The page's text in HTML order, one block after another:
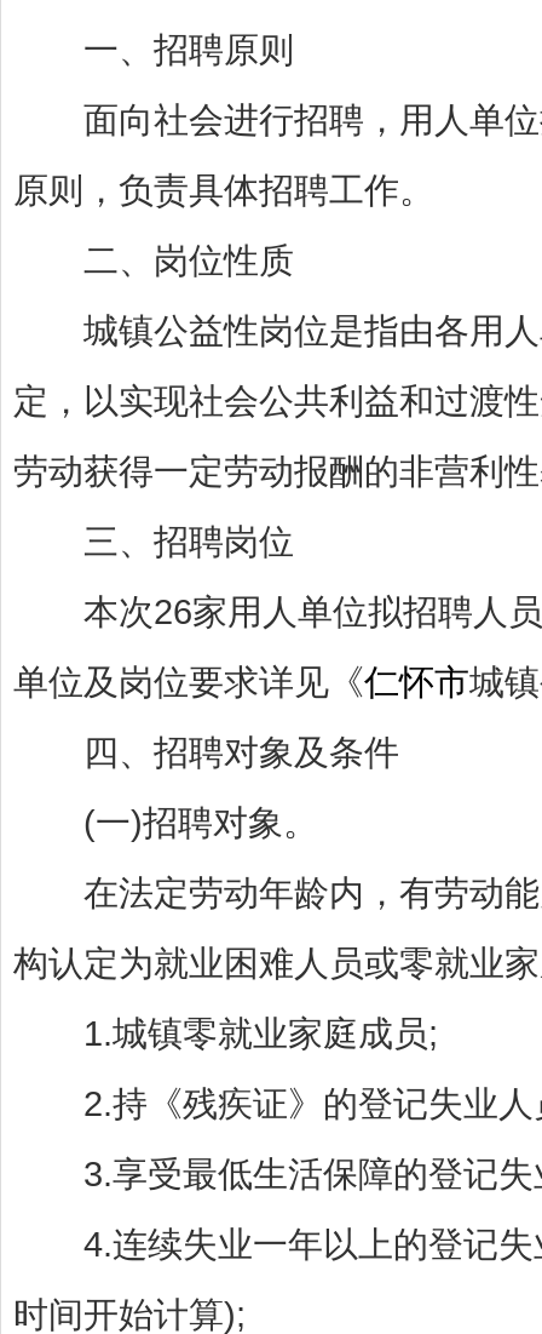
一、招聘原则
面向社会进行招聘，用人单位
原则，负责具体招聘工作。
二、岗位性质
城镇公益性岗位是指由各用人
定，以实现社会公共利益和过渡
劳动获得一定劳动报酬的非营利
三、招聘岗位
本次26家用人单位拟招聘人员
单位及岗位要求详见《仁怀市城
四、招聘对象及条件
(一)招聘对象。
在法定劳动年龄内，有劳动能
构认定为就业困难人员或零就业
1.城镇零就业家庭成员;
2.持《残疾证》的登记失业人
3.享受最低生活保障的登记失
4.连续失业一年以上的登记失
时间开始计算);